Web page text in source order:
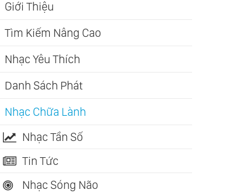
Giới Thiệu
Tìm Kiếm Nâng Cao
Nhạc Yêu Thích
Danh Sách Phát
Nhạc Chữa Lành
Nhạc Tần Số
Tin Tức
Nhạc Sóng Não